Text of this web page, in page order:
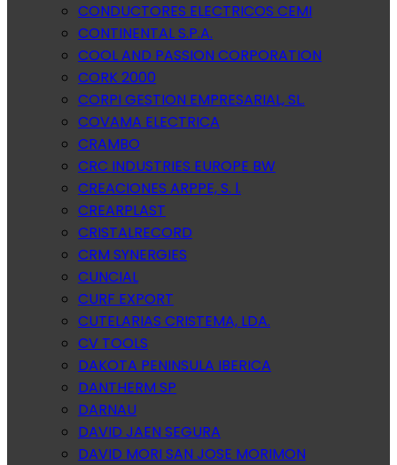
CONDUCTORES ELECTRICOS CEMI
CONTINENTAL S.P.A.
COOL AND PASSION CORPORATION
CORK 2000
CORPI GESTION EMPRESARIAL, SL.
COVAMA ELECTRICA
CRAMBO
CRC INDUSTRIES EUROPE BW
CREACIONES ARPPE, S. l.
CREARPLAST
CRISTALRECORD
CRM SYNERGIES
CUNCIAL
CURF EXPORT
CUTELARIAS CRISTEMA, LDA.
CV TOOLS
DAKOTA PENINSULA IBERICA
DANTHERM SP
DARNAU
DAVID JAEN SEGURA
DAVID MORI SAN JOSE MORIMON